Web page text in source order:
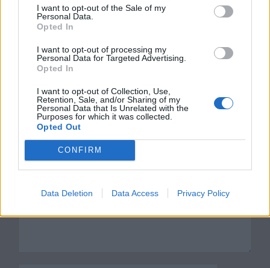
I want to opt-out of the Sale of my
Personal Data.
Opted In
I want to opt-out of processing my
Personal Data for Targeted Advertising.
Opted In
I want to opt-out of Collection, Use,
Retention, Sale, and/or Sharing of my
Personal Data that Is Unrelated with the
Purposes for which it was collected.
Opted Out
CONFIRM
Data Deletion Data Access Privacy Policy
Napisz recenzję książki Tajemniczy ogród
W imieniu Mary napisz list do Ajah.
Opowiedz jej o swoim pobycie w domu wuja
Dodaj komentarz
Komentarz